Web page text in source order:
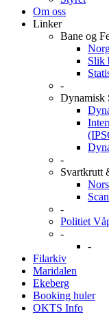
Om oss
Linker
Bane og
Slik
-
Dynamisk
-
Svartkrutt
-
Politiet
-
-
Filarkiv
Maridalen
Ekeberg
Booking huler
OKTS Info